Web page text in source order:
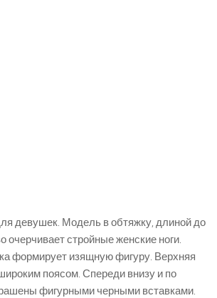
девушек. Модель в обтяжку, длиной до
очерчивает стройные женские ноги.
формирует изящную фигуру. Верхняя
поясом. Спереди внизу и по
фигурными черными вставками.